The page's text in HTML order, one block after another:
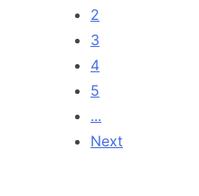
2
3
4
5
...
Next